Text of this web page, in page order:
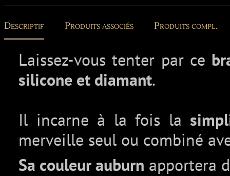
Descriptif Produits associés Produits compl.
Laissez-vous tenter par ce
silicone et diamant.
Il incarne à la fois la
merveille seul ou combiné
Sa couleur auburn apportera